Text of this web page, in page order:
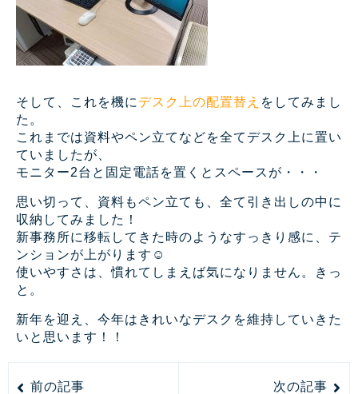
そして、これを機に デスク上の配置替え をしてみまし
た。
これまでは資料やペン立てなどを全てデスク上に置い
ていましたが、
モニター2台と固定電話を置くとスペースが・・・
思い切って、資料もペン立ても、全て引き出しの中に
収納してみました！
新事務所に移転してきた時のようなすっきり感に、テ
ンションが上がります☺
使いやすさは、慣れてしまえば気になりません。きっ
と。
新年を迎え、今年はきれいなデスクを維持していきた
いと思います！！
前の記事 次の記事